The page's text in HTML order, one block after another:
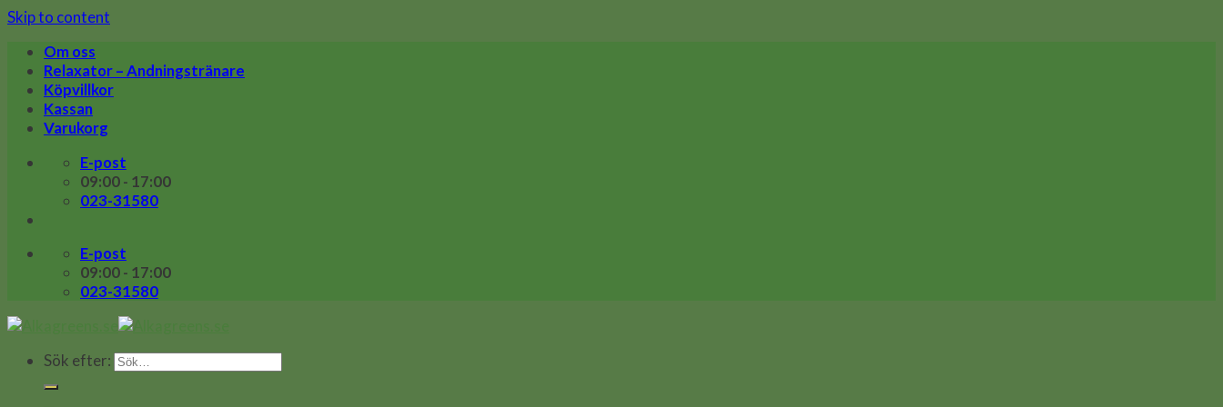
Skip to content
Om oss
Relaxator – Andningstränare
Köpvillkor
Kassan
Varukorg
E-post
09:00 - 17:00
023-31580
E-post
09:00 - 17:00
023-31580
Sök efter: